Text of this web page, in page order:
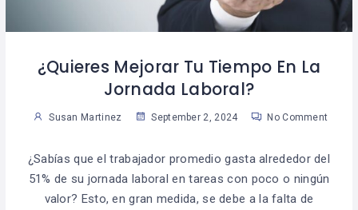
¿Quieres Mejorar Tu Tiempo En La
Jornada Laboral?
Susan Martinez September 2, 2024 No Comment
¿Sabías que el trabajador promedio gasta alrededor del
51% de su jornada laboral en tareas con poco o ningún
valor? Esto, en gran medida, se debe a la falta de